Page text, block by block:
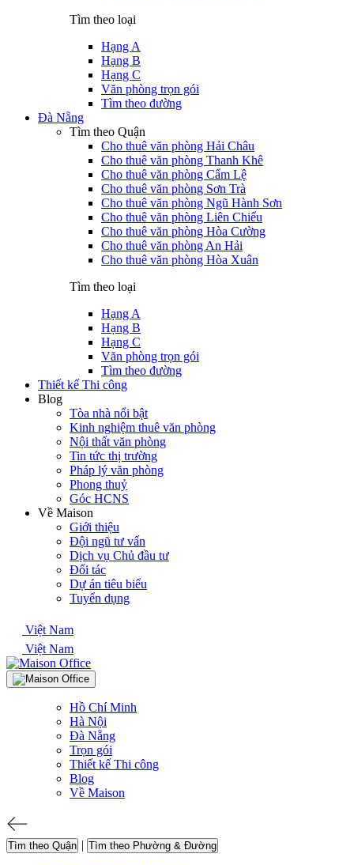
Tìm theo loại
Hạng A
Hạng B
Hạng C
Văn phòng trọn gói
Tìm theo đường
Đà Nẵng
Tìm theo Quận
Cho thuê văn phòng Hải Châu
Cho thuê văn phòng Thanh Khê
Cho thuê văn phòng Cẩm Lệ
Cho thuê văn phòng Sơn Trà
Cho thuê văn phòng Ngũ Hành Sơn
Cho thuê văn phòng Liên Chiểu
Cho thuê văn phòng Hòa Cường
Cho thuê văn phòng An Hải
Cho thuê văn phòng Hòa Xuân
Tìm theo loại
Hạng A
Hạng B
Hạng C
Văn phòng trọn gói
Tìm theo đường
Thiết kế Thi công
Blog
Tòa nhà nổi bật
Kinh nghiệm thuê văn phòng
Nội thất văn phòng
Tin tức thị trường
Pháp lý văn phòng
Phong thuỷ
Góc HCNS
Về Maison
Giới thiệu
Đội ngũ tư vấn
Dịch vụ Chủ đầu tư
Đối tác
Dự án tiêu biểu
Tuyển dụng
Việt Nam
Việt Nam
Hồ Chí Minh
Hà Nội
Đà Nẵng
Trọn gói
Thiết kế Thi công
Blog
Về Maison
Tìm theo Quận | Tìm theo Phường & Đường